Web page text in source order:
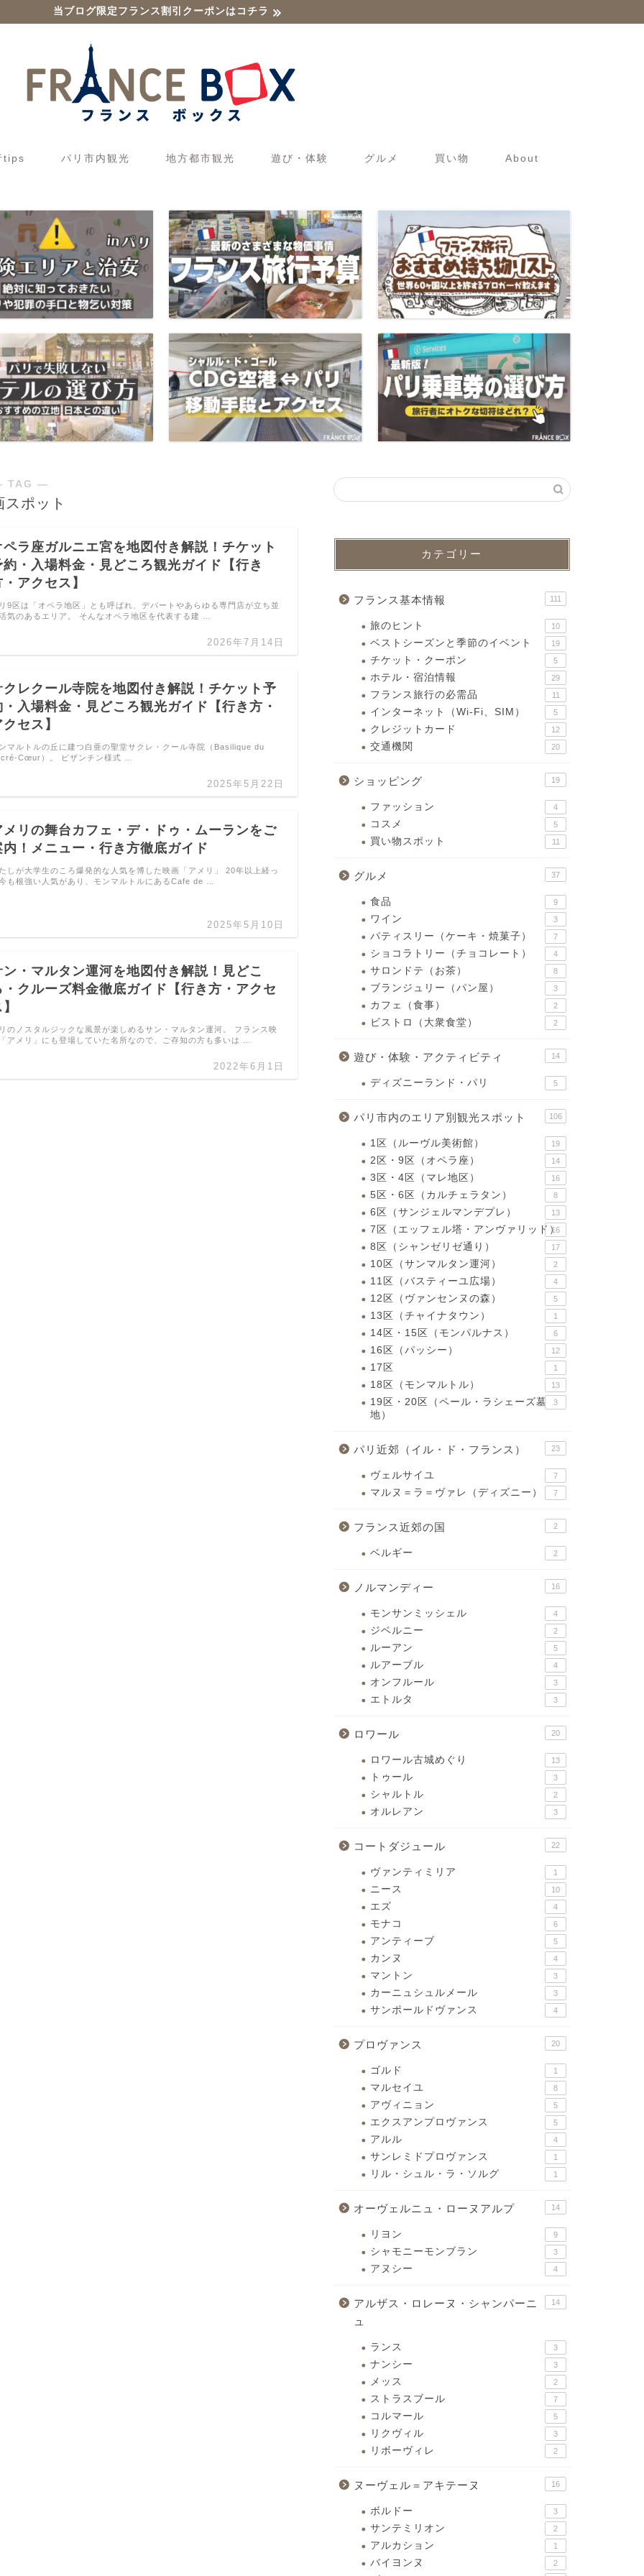
当ブログ限定フランス割引クーポンはコチラ
tips パリ市内観光 地方都市観光 遊び・体験 グルメ 買い物 About
TAG ―
スポット
ペラ座ガルニエ宮を地図付き解説！チケット
約・入場料金・見どころ観光ガイド【行き
・アクセス】
2026年7月14日
9区は「オペラ地区」とも呼ばれ、デパートやあらゆる専門店が立ち並
気のあるエリア。 そんなオペラ地区を代表する建 …
クレクール寺院を地図付き解説！チケット予
・入場料金・見どころ観光ガイド【行き方・
セス】
2025年5月22日
マルトルの丘に建つ白亜の聖堂サクレ・クール寺院（Basilique du
Cœur）。 ビザンチン様式 …
メリの舞台カフェ・デ・ドゥ・ムーランをご
内！メニュー・行き方徹底ガイド
2025年5月10日
しが大学生のころ爆発的な人気を博した映画「アメリ」 20年以上経っ
も根強い人気があり、モンマルトルにあるCafe de …
ン・マルタン運河を地図付き解説！見どこ
・クルーズ料金徹底ガイド【行き方・アクセ
2022年6月1日
のノスタルジックな風景が楽しめるサン・マルタン運河。 フランス映
アメリ」にも登場していた名所なので、ご存知の方も多いは …
カテゴリー
フランス基本情報 111
旅のヒント 10
ベストシーズンと季節のイベント 19
チケット・クーポン 5
ホテル・宿泊情報 29
フランス旅行の必需品 11
インターネット（Wi-Fi、SIM） 5
クレジットカード 12
交通機関 20
ショッピング 19
ファッション 4
コスメ 5
買い物スポット 11
グルメ 37
食品 9
ワイン 3
パティスリー（ケーキ・焼菓子） 7
ショコラトリー（チョコレート） 4
サロンドテ（お茶） 8
ブランジュリー（パン屋） 3
カフェ（食事） 2
ビストロ（大衆食堂） 2
遊び・体験・アクティビティ 14
ディズニーランド・パリ 5
パリ市内のエリア別観光スポット 106
1区（ルーヴル美術館） 19
2区・9区（オペラ座） 14
3区・4区（マレ地区） 16
5区・6区（カルチェラタン） 8
6区（サンジェルマンデプレ） 13
7区（エッフェル塔・アンヴァリッド）
16
8区（シャンゼリゼ通り） 17
10区（サンマルタン運河） 2
11区（バスティーユ広場） 4
12区（ヴァンセンヌの森） 5
13区（チャイナタウン） 1
14区・15区（モンパルナス） 6
16区（パッシー） 12
17区 1
18区（モンマルトル） 13
19区・20区（ペール・ラシェーズ墓
地）
3
パリ近郊（イル・ド・フランス） 23
ヴェルサイユ 7
マルヌ＝ラ＝ヴァレ（ディズニー） 7
フランス近郊の国 2
ベルギー 2
ノルマンディー 16
モンサンミッシェル 4
ジベルニー 2
ルーアン 5
ルアーブル 4
オンフルール 3
エトルタ 3
ロワール 20
ロワール古城めぐり 13
トゥール 3
シャルトル 2
オルレアン 3
コートダジュール 22
ヴァンティミリア 1
ニース 10
エズ 4
モナコ 6
アンティーブ 5
カンヌ 4
マントン 3
カーニュシュルメール 3
サンポールドヴァンス 4
プロヴァンス 20
ゴルド 1
マルセイユ 8
アヴィニョン 5
エクスアンプロヴァンス 5
アルル 4
サンレミドプロヴァンス 1
リル・シュル・ラ・ソルグ 1
オーヴェルニュ・ローヌアルプ 14
リヨン 9
シャモニーモンブラン 3
アヌシー 4
アルザス・ロレーヌ・シャンパーニ
ュ
14
ランス 3
ナンシー 3
メッス 2
ストラスブール 7
コルマール 5
リクヴィル 3
リボーヴィレ 2
ヌーヴェル＝アキテーヌ 16
ボルドー 3
サンテミリオン 2
アルカション 1
バイヨンヌ 2